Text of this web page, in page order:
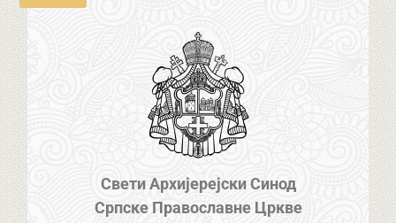
Свети Архијерејски Синод
Српске Православне Цркве